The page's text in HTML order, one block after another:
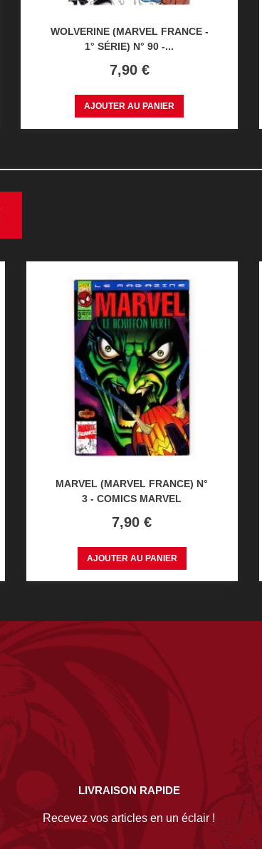
WOLVERINE (MARVEL FRANCE -
1° SÉRIE) N° 90 -...
Prix
7,90 €
AJOUTER AU PANIER
MARVEL (MARVEL FRANCE) N°
3 - COMICS MARVEL
Prix
7,90 €
AJOUTER AU PANIER
LIVRAISON RAPIDE
Recevez vos articles en un éclair !